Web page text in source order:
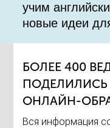
учим
новые идеи
БОЛЕЕ 400
ПОДЕЛИЛИСЬ
ОНЛАЙН-
Вся информация